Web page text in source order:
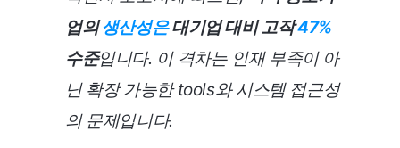
업의생산성은대기업 대비 고작47%
수준입니다. 이 격차는 인재 부족이 아
닌 확장 가능한 tools와 시스템 접근성
의 문제입니다.